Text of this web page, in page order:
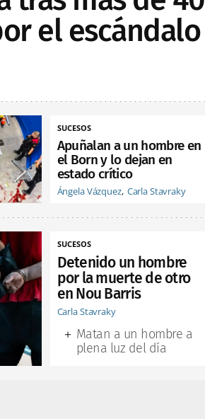
el escándalo
SUCESOS
Apuñalan a un hombre en
el Born y lo dejan en
estado crítico
Ángela Vázquez Carla Stavraky
SUCESOS
Detenido un hombre
por la muerte de otro
en Nou Barris
Carla Stavraky
Matan a un hombre a
plena luz del día